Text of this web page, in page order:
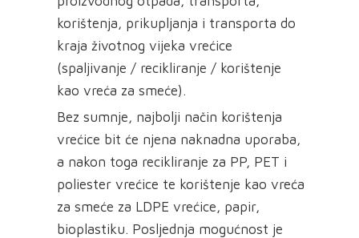
korištenja, prikupljanja i transporta do
kraja životnog vijeka vrećice
(spaljivanje / recikliranje / korištenje
kao vreća za smeće).
Bez sumnje, najbolji način korištenja
vrećice bit će njena naknadna uporaba,
a nakon toga recikliranje za PP, PET i
poliester vrećice te korištenje kao vreća
za smeće za LDPE vrećice, papir,
bioplastiku. Posljednja mogućnost je